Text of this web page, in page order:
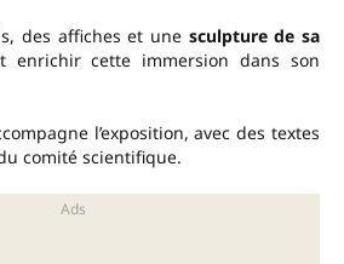
des affiches et une sculpture de sa
enrichir cette immersion dans son
l’exposition, avec des textes
comité scientifique.